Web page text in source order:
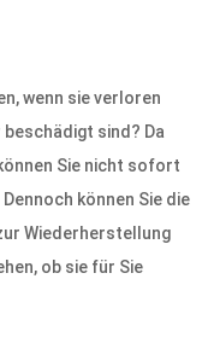
wenn sie verloren
sind? Da
Sie nicht sofort
können Sie die
Wiederherstellung
ob sie für Sie